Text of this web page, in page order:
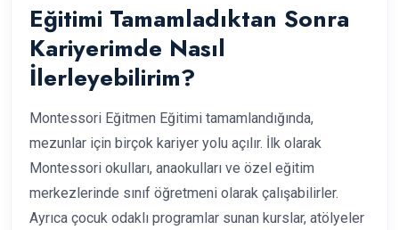
Eğitimi Tamamladıktan Sonra
Kariyerimde Nasıl
İlerleyebilirim?
Montessori Eğitmen Eğitimi tamamlandığında,
mezunlar için birçok kariyer yolu açılır. İlk olarak
Montessori okulları, anaokulları ve özel eğitim
merkezlerinde sınıf öğretmeni olarak çalışabilirler.
Ayrıca çocuk odaklı programlar sunan kurslar, atölyeler